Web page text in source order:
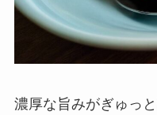
濃厚な旨みがぎゅっ